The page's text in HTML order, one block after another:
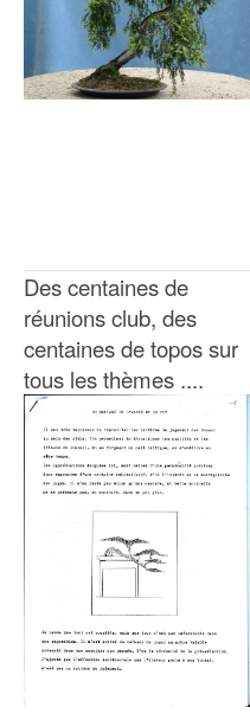
Des centaines de
réunions club, des
centaines de topos sur
tous les thèmes ....